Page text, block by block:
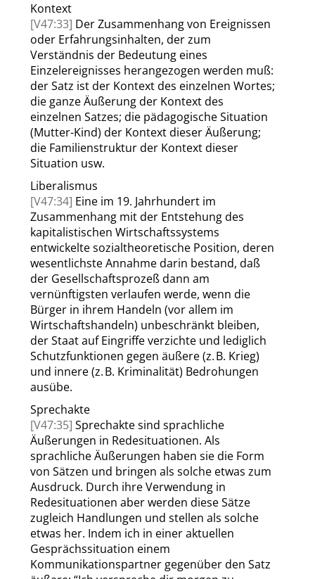
Kontext
[V47:33] Der Zusammenhang von Ereignissen
oder Erfahrungsinhalten, der zum
Verständnis der Bedeutung eines
Einzelereignisses herangezogen werden muß:
der Satz ist der Kontext des einzelnen Wortes;
die ganze Äußerung der Kontext des
einzelnen Satzes; die pädagogische Situation
(Mutter-Kind) der Kontext dieser Äußerung;
die Familienstruktur der Kontext dieser
Situation usw.
Liberalismus
[V47:34] Eine im 19. Jahrhundert im
Zusammenhang mit der Entstehung des
kapitalistischen Wirtschaftssystems
entwickelte sozialtheoretische Position, deren
wesentlichste Annahme darin bestand, daß
der Gesellschaftsprozeß dann am
vernünftigsten verlaufen werde, wenn die
Bürger in ihrem Handeln (vor allem im
Wirtschaftshandeln) unbeschränkt bleiben,
der Staat auf Eingriffe verzichte und lediglich
Schutzfunktionen gegen äußere (z. B. Krieg)
und innere (z. B. Kriminalität) Bedrohungen
ausübe.
Sprechakte
[V47:35] Sprechakte sind sprachliche
Äußerungen in Redesituationen. Als
sprachliche Äußerungen haben sie die Form
von Sätzen und bringen als solche etwas zum
Ausdruck. Durch ihre Verwendung in
Redesituationen aber werden diese Sätze
zugleich Handlungen und stellen als solche
etwas her. Indem ich in einer aktuellen
Gesprächssituation einem
Kommunikationspartner gegenüber den Satz